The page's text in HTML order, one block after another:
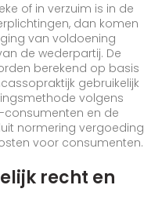
of in verzuim is in de
dan komen
van voldoening
de wederpartij. De
berekend op basis
gebruikelijk
volgens
consumenten en de
normering vergoeding
voor consumenten.
recht en